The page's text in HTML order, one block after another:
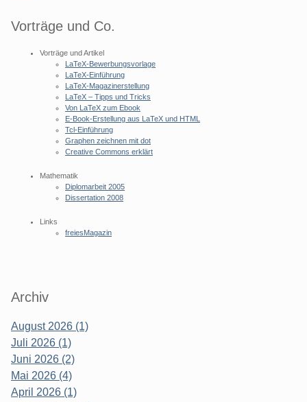
Vorträge und Co.
Vorträge und Artikel
LaTeX-Bewerbungsvorlage
LaTeX-Einführung
LaTeX-Magazinerstellung
LaTeX – Tipps und Tricks
Von LaTeX zum Ebook
E-Book-Erstellung aus LaTeX und HTML
Tcl-Einführung
Graphen zeichnen mit dot
Creative Commons erklärt
Mathematik
Diplomarbeit 2005
Dissertation 2008
Links
freiesMagazin
Archiv
August 2026 (1)
Juli 2026 (1)
Juni 2026 (2)
Mai 2026 (4)
April 2026 (1)